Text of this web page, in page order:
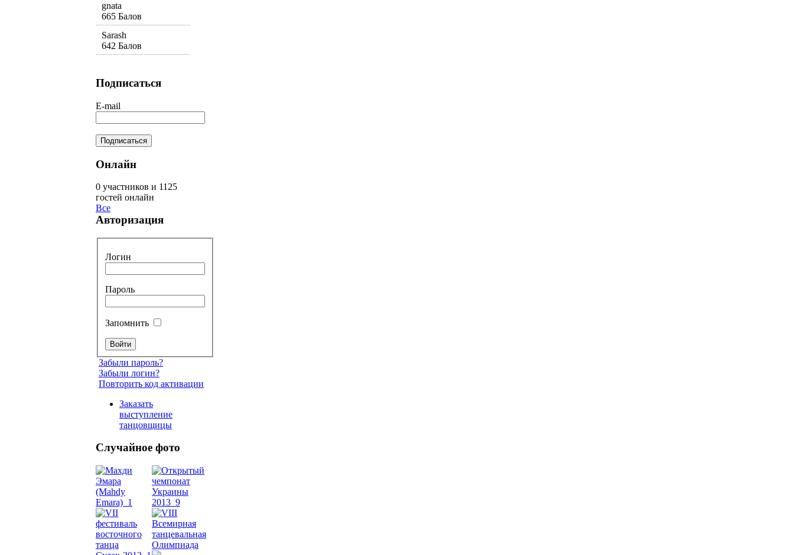
gnata
665 Балов
Sarash
642 Балов
Подписаться
E-mail
Онлайн
0 участников и 1125
гостей онлайн
Все
Авторизация
Логин
Пароль
Запомнить
Забыли пароль?
Забыли логин?
Повторить код активации
Заказать
выступление
танцовщицы
Случайное фото